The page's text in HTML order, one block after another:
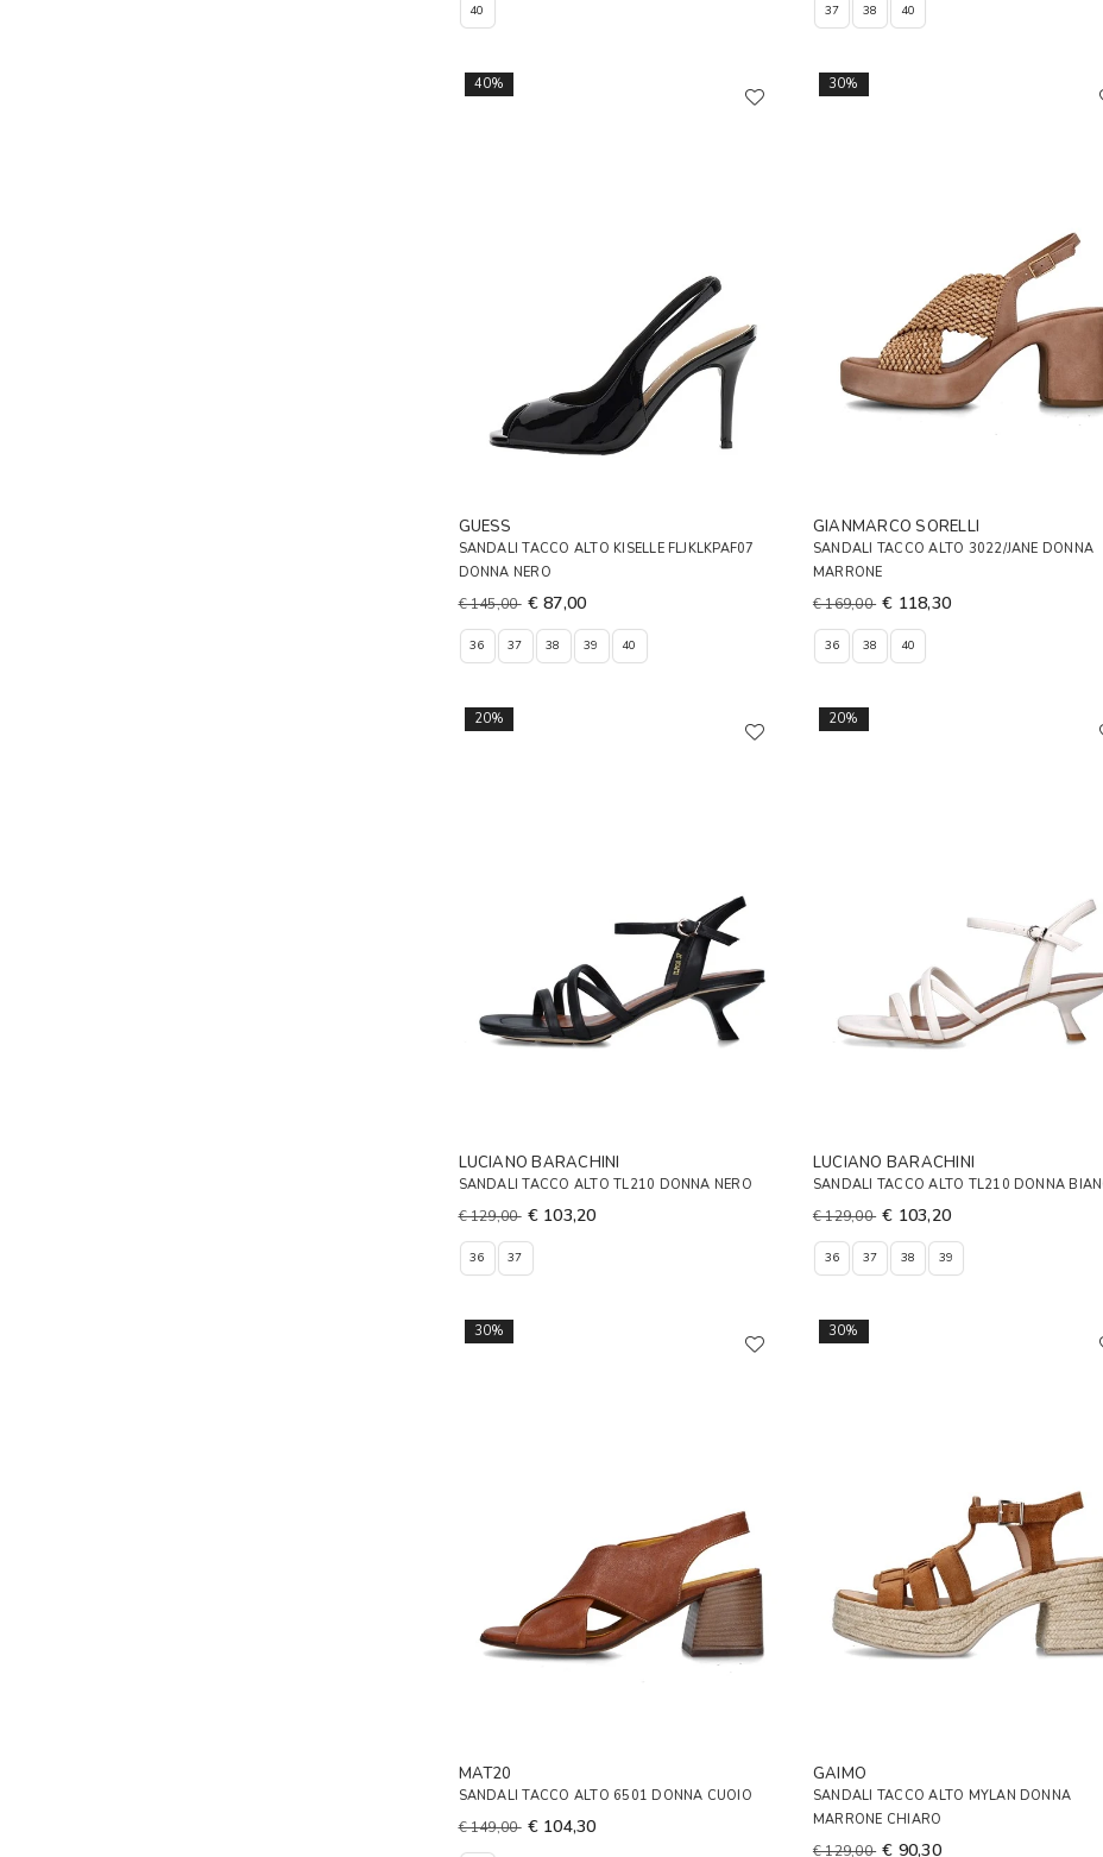
40 37 38 40
40%
GUESS
SANDALI TACCO ALTO KISELLE FLJKLKPAF07
DONNA NERO
€ 145,00 € 87,00
36 37 38 39 40
30%
GIANMARCO SORELLI
SANDALI TACCO ALTO 3022/JANE DONNA
MARRONE
€ 169,00 € 118,30
36 38 40
20%
LUCIANO BARACHINI
SANDALI TACCO ALTO TL210 DONNA NERO
€ 129,00 € 103,20
36 37
20%
LUCIANO BARACHINI
SANDALI TACCO ALTO TL210 DONNA
€ 129,00 € 103,20
36 37 38 39
30%
MAT20
SANDALI TACCO ALTO 6501 DONNA CUOIO
€ 149,00 € 104,30
30%
GAIMO
SANDALI TACCO ALTO MYLAN DONNA
MARRONE CHIARO
€ 129,00 € 90,30